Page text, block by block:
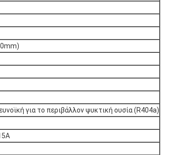
για το περιβάλλον ψυκτική ουσία (R404a)